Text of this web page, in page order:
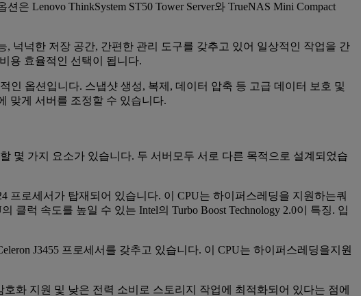
Lenovo ThinkSystem ST50 Tower Server와 TrueNAS Mini Compact
, 넉넉한 저장 공간, 간편한 관리 도구를 갖추고 있어 일상적인 작업을 간
용 효율적인 선택이 됩니다.
인 옵션입니다. 스냅샷 생성, 복제, 데이터 압축 등 고급 데이터 보호 및
맞게 서버를 조정할 수 있습니다.
몇 가지 요소가 있습니다. 두 서버모두 서로 다른 목적으로 설계되었습
프로세서가 탑재되어 있습니다. 이 CPU는 하이퍼스레딩을 지원하는쿼
럭 속도를 높일 수 있는 Intel의 Turbo Boost Technology 2.0이 특징. 입
J3455 프로세서를 갖추고 있습니다. 이 CPU는 하이퍼스레딩을지원
화 지원 및 낮은 전력 소비로 스토리지 작업에 최적화되어 있다는 점에